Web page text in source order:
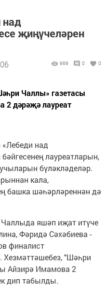
над
җиңүчеләрен
969 0 0
Чаллы» газетасы
2 дәрәҗә лауреат
над
лауреатларын,
бүләкләделәр.
кала,
башка шәһәрләреннән дә
Чаллыда яшәп иҗат итүче
Фәридә Сәхәбиева -
финалист
"Шәһри
Айзирә Имамова 2
дип табылды.